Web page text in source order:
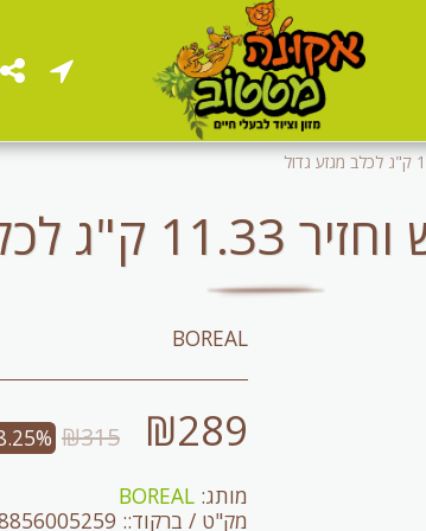
מגזע גדול
BOREAL
₪289
₪315
מותג: BOREAL
מק"ט / ברקוד::